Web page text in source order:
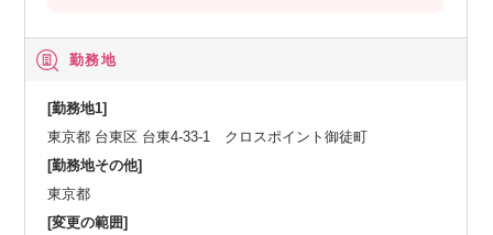
勤務地
[勤務地1]
東京都 台東区 台東4-33-1 クロスポイント御徒町
[勤務地その他]
東京都
[変更の範囲]